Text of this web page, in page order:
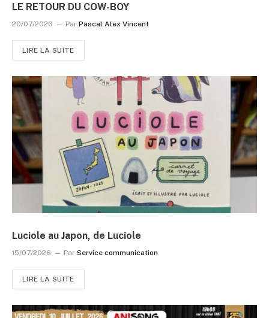
LE RETOUR DU COW-BOY
20/07/2026 Par Pascal Alex Vincent
LIRE LA SUITE
Luciole au Japon, de Luciole
15/07/2026 Par Service communication
LIRE LA SUITE